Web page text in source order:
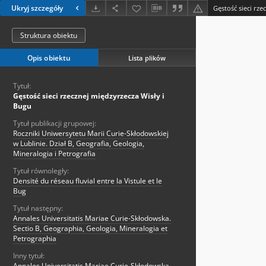
Ukryj szczegóły Gęstość sieci
Struktura obiektu
Opis obiektu Lista plików
Tytuł:
Gęstość sieci rzecznej międzyrzecza Wisły i
Bugu
Tytuł publikacji grupowej:
Roczniki Uniwersytetu Marii Curie-Skłodowskiej
w Lublinie. Dział B, Geografia, Geologia,
Mineralogia i Petrografia
Tytuł równoległy:
Densité du réseau fluvial entre la Vistule et le
Bug
Tytuł następny:
Annales Universitatis Mariae Curie-Skłodowska.
Sectio B, Geographia, Geologia, Mineralogia et
Petrographia
Inny tytuł: